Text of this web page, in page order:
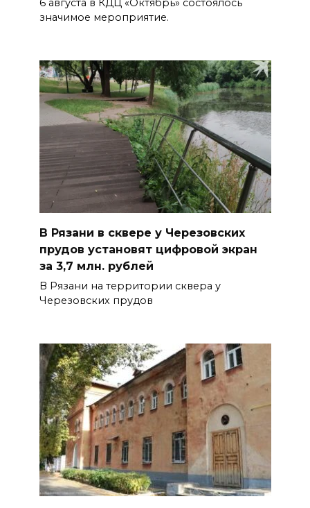
6 августа в КДЦ «Октябрь» состоялось
значимое мероприятие.
В Рязани в сквере у Черезовских
прудов установят цифровой экран
за 3,7 млн. рублей
В Рязани на территории сквера у
Черезовских прудов